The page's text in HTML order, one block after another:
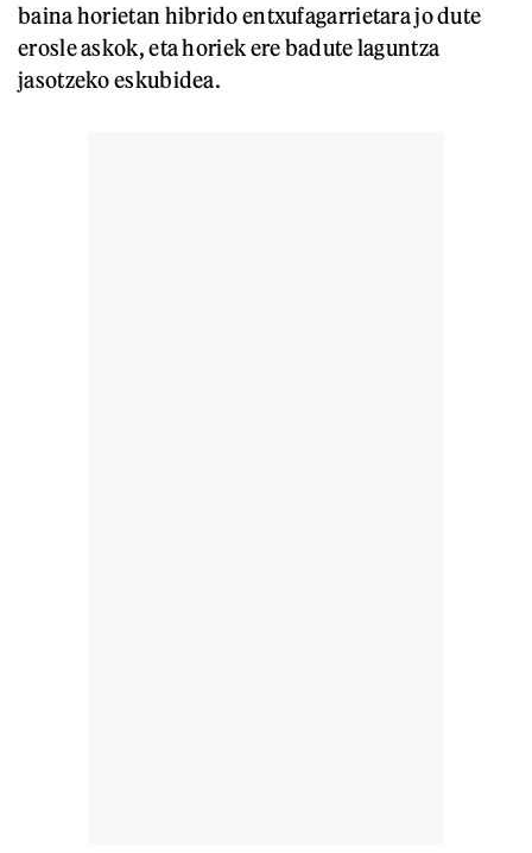
baina horietan hibrido entxufagarrietara jo dute
erosle askok, eta horiek ere badute laguntza
jasotzeko eskubidea.